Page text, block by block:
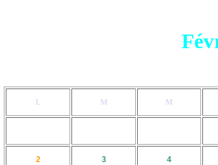
L M M
2 3 4